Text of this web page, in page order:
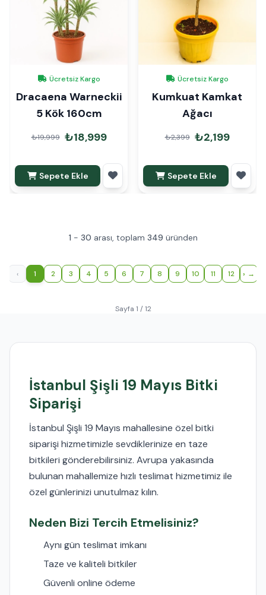
Ücretsiz Kargo
Dracaena Warneckii
5 Kök 160cm
₺19,999 ₺18,999
Sepete Ekle
Ücretsiz Kargo
Kumkuat Kamkat
Ağacı
₺2,399 ₺2,199
Sepete Ekle
1 - 30 arası, toplam 349 üründen
‹ 1 2 3 4 5 6 7 8 9 10 11 12 ›
Sayfa 1 / 12
İstanbul Şişli 19 Mayıs Bitki
Siparişi
İstanbul Şişli 19 Mayıs mahallesine özel bitki
siparişi hizmetimizle sevdiklerinize en taze
bitkileri gönderebilirsiniz. Avrupa yakasında
bulunan mahallemize hızlı teslimat hizmetimiz ile
özel günlerinizi unutulmaz kılın.
Neden Bizi Tercih Etmelisiniz?
Aynı gün teslimat imkanı
Taze ve kaliteli bitkiler
Güvenli online ödeme